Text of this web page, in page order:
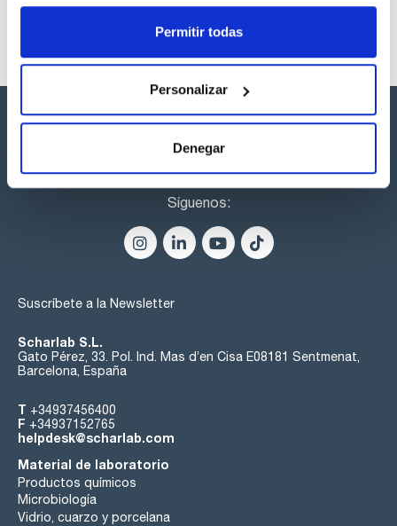
Permitir todas
Personalizar
Denegar
Síguenos:
Suscríbete a la Newsletter
Scharlab S.L.
Gato Pérez, 33. Pol. Ind. Mas d’en Cisa E08181 Sentmenat,
Barcelona, España
T +34937456400
F +34937152765
helpdesk@scharlab.com
Material de laboratorio
Productos químicos
Microbiología
Vidrio, cuarzo y porcelana